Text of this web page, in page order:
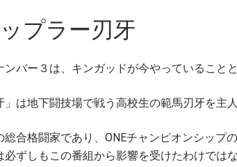
プラー刃牙
バー３は、キンガッドが今やっていること
」は地下闘技場で戦う高校生の範馬刃牙を主
合格闘家であり、ONEチャンピオンシップ
必ずしもこの番組から影響を受けたわけでは
シー に基づく情報の収集